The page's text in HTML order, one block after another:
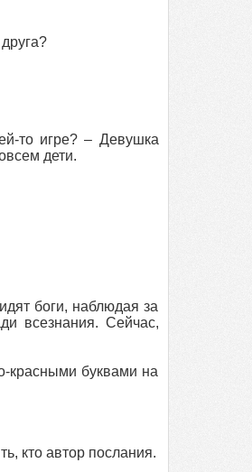
игре? – Девушка
дети.
боги, наблюдая за
всезнания. Сейчас,
буквами на
кто автор послания.